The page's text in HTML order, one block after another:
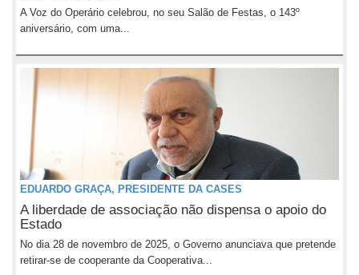
A Voz do Operário celebrou, no seu Salão de Festas, o 143º
aniversário, com uma...
EDUARDO GRAÇA, PRESIDENTE DA CASES
A liberdade de associação não dispensa o apoio do
Estado
No dia 28 de novembro de 2025, o Governo anunciava que pretende
retirar-se de cooperante da Cooperativa...